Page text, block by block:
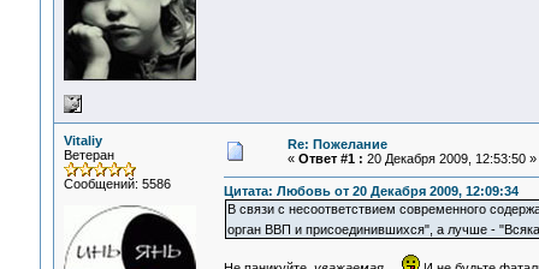
Vitaliy
Ветеран
Сообщений: 5586
Re: Пожелание
« Ответ #1 : 20 Декабря 2009, 12:53:50 »
Цитата: Любовь от 20 Декабря 2009, 12:09:34
В связи с несоответствием современного
орган ВВП и присоединившихся", а лучше -